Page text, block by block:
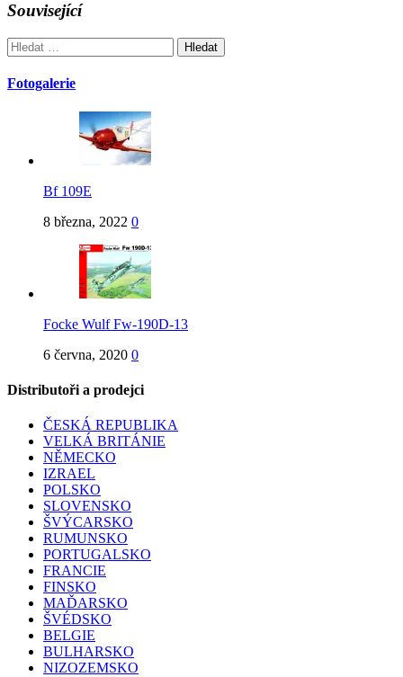
Související
Vyhledávání
Fotogalerie
Bf 109E
8 března, 2022 0
Focke Wulf Fw-190D-13
6 června, 2020 0
Distributoři a prodejci
ČESKÁ REPUBLIKA
VELKÁ BRITÁNIE
NĚMECKO
IZRAEL
POLSKO
SLOVENSKO
ŠVÝCARSKO
RUMUNSKO
PORTUGALSKO
FRANCIE
FINSKO
MAĎARSKO
ŠVÉDSKO
BELGIE
BULHARSKO
NIZOZEMSKO